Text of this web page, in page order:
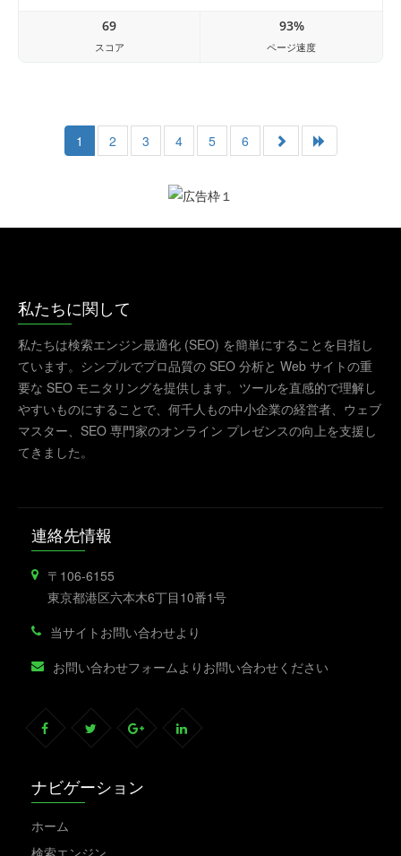
69
スコア
93%
ページ速度
1 2 3 4 5 6
私たちに関して
私たちは検索エンジン最適化 (SEO) を簡単にすることを目指し
ています。シンプルでプロ品質の SEO 分析と Web サイトの重
要な SEO モニタリングを提供します。ツールを直感的で理解し
やすいものにすることで、何千人もの中小企業の経営者、ウェブ
マスター、SEO 専門家のオンライン プレゼンスの向上を支援し
てきました。
連絡先情報
〒106-6155
東京都港区六本木6丁目10番1号
当サイトお問い合わせより
お問い合わせフォームよりお問い合わせください
ナビゲーション
ホーム